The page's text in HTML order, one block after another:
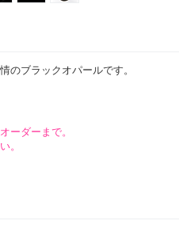
のブラックオパールです。
ーダーまで。
。